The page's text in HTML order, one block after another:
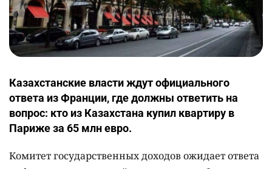
Казахстанские власти ждут официального
ответа из Франции, где должны ответить на
вопрос: кто из Казахстана купил квартиру в
Париже за 65 млн евро.
Комитет государственных доходов ожидает ответа